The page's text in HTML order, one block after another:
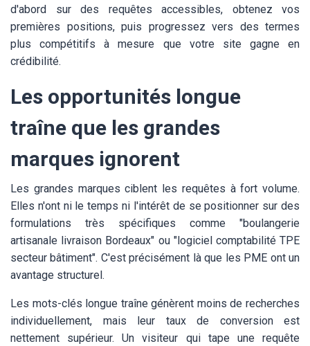
d'abord sur des requêtes accessibles, obtenez vos
premières positions, puis progressez vers des termes
plus compétitifs à mesure que votre site gagne en
crédibilité.
Les opportunités longue
traîne que les grandes
marques ignorent
Les grandes marques ciblent les requêtes à fort volume.
Elles n'ont ni le temps ni l'intérêt de se positionner sur des
formulations très spécifiques comme "boulangerie
artisanale livraison Bordeaux" ou "logiciel comptabilité TPE
secteur bâtiment". C'est précisément là que les PME ont un
avantage structurel.
Les mots-clés longue traîne génèrent moins de recherches
individuellement, mais leur taux de conversion est
nettement supérieur. Un visiteur qui tape une requête